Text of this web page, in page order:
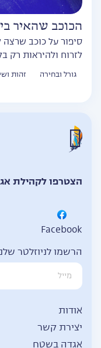
הכוכב שהאיר
סיפור על כוכב שרצה
לזרוח ולהיראות רק
גורל ובחירה זהות
הצטרפו לקהילת
Facebook
הרשמו לניוזלטר
אודות
יצירת קשר
אגדה בשטח